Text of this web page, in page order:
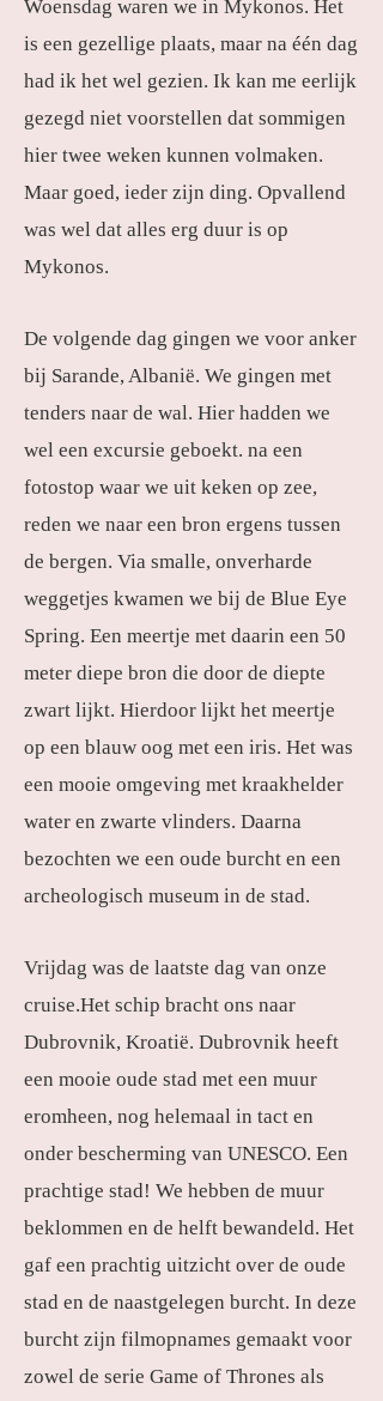
Woensdag waren we in Mykonos. Het
is een gezellige plaats, maar na één dag
had ik het wel gezien. Ik kan me eerlijk
gezegd niet voorstellen dat sommigen
hier twee weken kunnen volmaken.
Maar goed, ieder zijn ding. Opvallend
was wel dat alles erg duur is op
Mykonos.
De volgende dag gingen we voor anker
bij Sarande, Albanië. We gingen met
tenders naar de wal. Hier hadden we
wel een excursie geboekt. na een
fotostop waar we uit keken op zee,
reden we naar een bron ergens tussen
de bergen. Via smalle, onverharde
weggetjes kwamen we bij de Blue Eye
Spring. Een meertje met daarin een 50
meter diepe bron die door de diepte
zwart lijkt. Hierdoor lijkt het meertje
op een blauw oog met een iris. Het was
een mooie omgeving met kraakhelder
water en zwarte vlinders. Daarna
bezochten we een oude burcht en een
archeologisch museum in de stad.
Vrijdag was de laatste dag van onze
cruise.Het schip bracht ons naar
Dubrovnik, Kroatië. Dubrovnik heeft
een mooie oude stad met een muur
eromheen, nog helemaal in tact en
onder bescherming van UNESCO. Een
prachtige stad! We hebben de muur
beklommen en de helft bewandeld. Het
gaf een prachtig uitzicht over de oude
stad en de naastgelegen burcht. In deze
burcht zijn filmopnames gemaakt voor
zowel de serie Game of Thrones als